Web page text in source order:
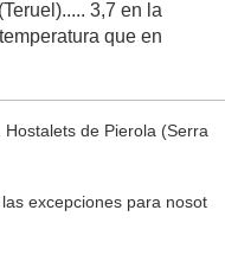
3,7 en la
que en
de Pierola (Serra
excepciones para nosot